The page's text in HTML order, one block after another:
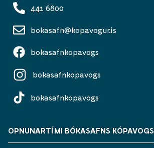
441 6800
bokasafn@kopavogur.is
bokasafnkopavogs
bokasafnkopavogs
bokasafnkopavogs
OPNUNARTÍMI BÓKASAFNS KÓPAVOGS